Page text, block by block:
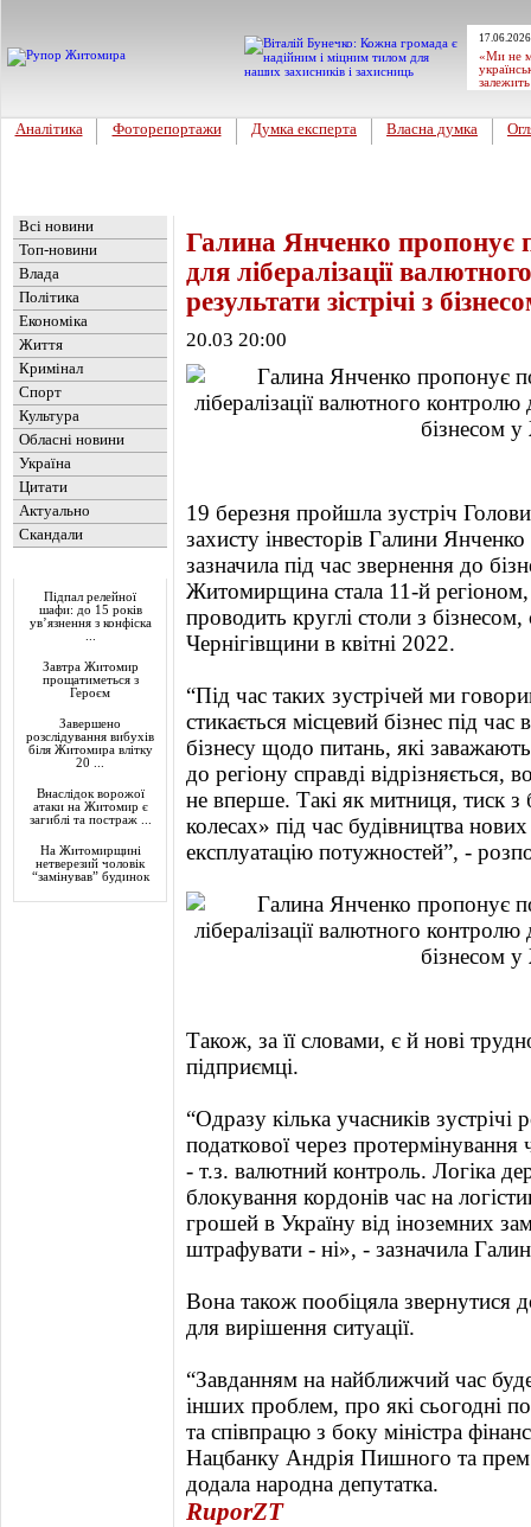
«Ми не
Аналітика Фоторепортажи Думка експерта Власна думка
Всі новини
Топ-новини
Влада
Політика
Економіка
Життя
Кримінал
Спорт
Культура
Обласні новини
Україна
Цитати
Актуально
Скандали
Підпал релейної
шафи: до 15 років
ув’язнення з конфіска
Завтра Житомир
прощатиметься з
Героєм
Завершено
розслідування вибухів
біля Житомира влітку
20 ...
Внаслідок ворожої
атаки на Житомир є
загиблі та постраж ...
На Житомирщині
нетверезий чоловік
“замінував” будинок
Галина Янченко пропонує
для лібералізації
результати зістрічі з
20.03 20:00
19 березня пройшла зустріч
захисту інвесторів Галини
зазначила під час звернення до
Житомирщина стала 11-й регіоном,
проводить круглі столи з
Чернігівщини в квітні 2022.
“Під час таких зустрічей ми
стикається місцевий бізнес під
бізнесу щодо питань, які
до регіону справді
не вперше. Такі як митниця, тиск
колесах» під час будівництва
експлуатацію потужностей”, -
Також, за її словами, є й нові
підприємці.
“Одразу кілька учасників
податкової через
- т.з. валютний контроль. Логіка
блокування кордонів час на
грошей в Україну від іноземних
штрафувати - ні», - зазначила
Вона також пообіцяла звернутися
для вирішення ситуації.
“Завданням на найближчий час
інших проблем, про які сьогодні
та співпрацю з боку міністра
Нацбанку Андрія Пишного та
додала народна депутатка.
RuporZT